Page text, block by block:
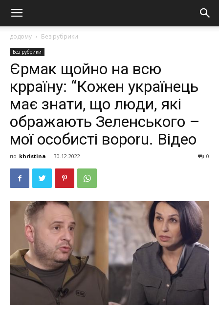
додому Без рубрики
Без рубрики
Єрмак щойно на всю
крраїну: “Кожен українець
має знати, що люди, які
обрaжaють Зеленського –
мої особисті вороru. Відео
по khristina - 30.12.2022 0